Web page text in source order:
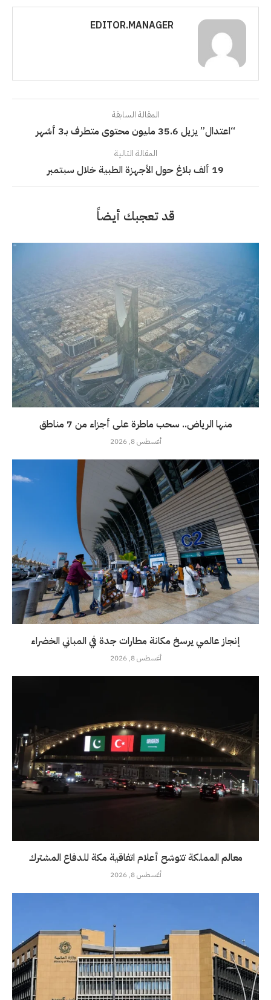
EDITOR.MANAGER
المقالة السابقة
“اعتدال” يزيل 35.6 مليون محتوى متطرف بـ3 أشهر
المقالة التالية
19 ألف بلاغ حول الأجهزة الطبية خلال سبتمبر
قد تعجبك أيضاً
منها الرياض.. سحب ماطرة على أجزاء من 7 مناطق
أغسطس 8, 2026
إنجاز عالمي يرسخ مكانة مطارات جدة في المباني الخضراء
أغسطس 8, 2026
معالم المملكة تتوشح أعلام اتفاقية مكة للدفاع المشترك
أغسطس 8, 2026